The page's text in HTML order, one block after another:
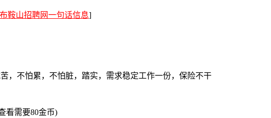
鞍山招聘网一句话信息]
，不怕累，不怕脏，踏实，需求稳定工作一份，保险不干
看需要80金币)